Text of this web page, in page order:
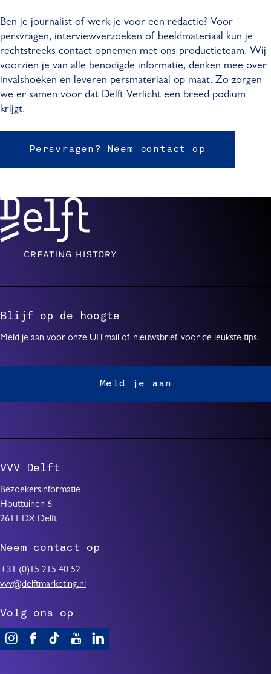
Ben je journalist of werk je voor een redactie? Voor
persvragen, interviewverzoeken of beeldmateriaal kun je
rechtstreeks contact opnemen met ons productieteam. Wij
voorzien je van alle benodigde informatie, denken mee over
invalshoeken en leveren persmateriaal op maat. Zo zorgen
we er samen voor dat Delft Verlicht een breed podium
krijgt.
Persvragen? Neem contact op
Blijf op de hoogte
Meld je aan voor onze UITmail of nieuwsbrief voor de leukste tips.
Meld je aan
VVV Delft
Bezoekersinformatie
Houttuinen 6
2611 DX Delft
Neem contact op
+31 (0)15 215 40 52
vvv@delftmarketing.nl
Volg ons op
V
F
T
Y
L